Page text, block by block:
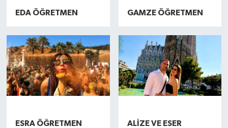
EDA ÖĞRETMEN
GAMZE ÖĞRETMEN
ESRA ÖĞRETMEN
ALİZE VE ESER